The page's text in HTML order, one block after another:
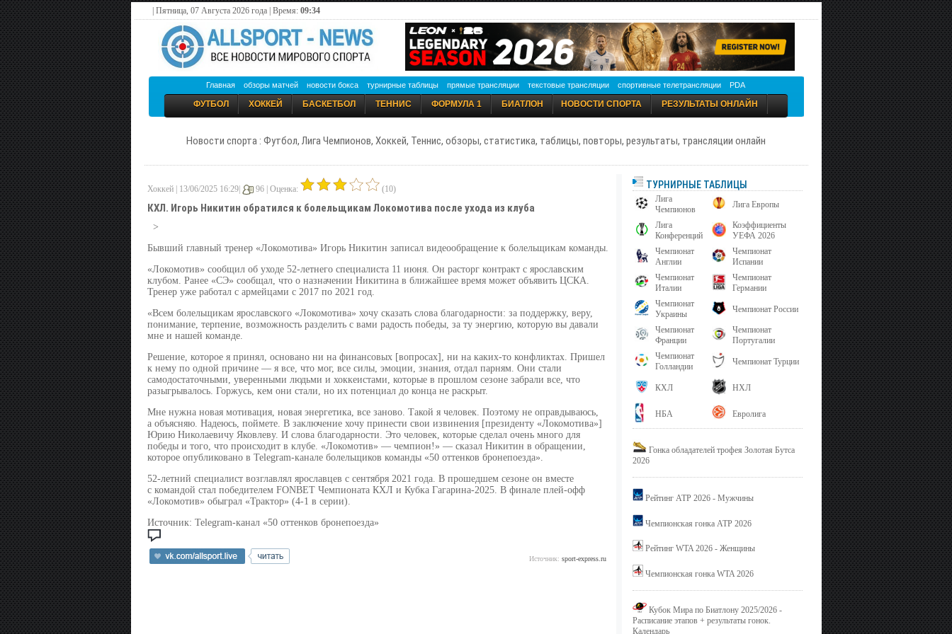
| Пятница, 07 Августа 2026 года | Время: 09:34
Главная обзоры матчей новости бокса турнирные таблицы прямые трансляции текстовые трансляции спортивные телетрансляции PDA
ФУТБОЛ ХОККЕЙ БАСКЕТБОЛ ТЕННИС ФОРМУЛА 1 БИАТЛОН НОВОСТИ СПОРТА РЕЗУЛЬТАТЫ ОНЛАЙН
Новости спорта : Футбол, Лига Чемпионов, Хоккей, Теннис, обзоры, статистика, таблицы, повторы, результаты, трансляции онлайн
Хоккей | 13/06/2025 16:29| 96 | Оценка: (10)
КХЛ. Игорь Никитин обратился к болельщикам Локомотива после ухода из клуба
>
Бывший главный тренер «Локомотива» Игорь Никитин записал видеообращение к болельщикам команды.
«Локомотив» сообщил об уходе 52-летнего специалиста 11 июня. Он расторг контракт с ярославским
клубом. Ранее «СЭ» сообщал, что о назначении Никитина в ближайшее время может объявить ЦСКА.
Тренер уже работал с армейцами с 2017 по 2021 год.
«Всем болельщикам ярославского «Локомотива» хочу сказать слова благодарности: за поддержку, веру,
понимание, терпение, возможность разделить с вами радость победы, за ту энергию, которую вы давали
мне и нашей команде.
Решение, которое я принял, основано ни на финансовых [вопросах], ни на каких-то конфликтах. Пришел
к нему по одной причине — я все, что мог, все силы, эмоции, знания, отдал парням. Они стали
самодостаточными, уверенными людьми и хоккеистами, которые в прошлом сезоне забрали все, что
разыгрывалось. Горжусь, кем они стали, но их потенциал до конца не раскрыт.
Мне нужна новая мотивация, новая энергетика, все заново. Такой я человек. Поэтому не оправдываюсь,
а объясняю. Надеюсь, поймете. В заключение хочу принести свои извинения [президенту «Локомотива»]
Юрию Николаевичу Яковлеву. И слова благодарности. Это человек, которые сделал очень много для
победы и того, что происходит в клубе. «Локомотив» — чемпион!» — сказал Никитин в обращении,
которое опубликовано в Telegram-канале болельщиков команды «50 оттенков бронепоезда».
52-летний специалист возглавлял ярославцев с сентября 2021 года. В прошедшем сезоне он вместе
с командой стал победителем FONBET Чемпионата КХЛ и Кубка Гагарина-2025. В финале плей-офф
«Локомотив» обыграл «Трактор» (4-1 в серии).
Источник: Telegram-канал «50 оттенков бронепоезда»
Источник: sport-express.ru
ТУРНИРНЫЕ ТАБЛИЦЫ
Лига
Чемпионов
Лига Европы
Лига
Конференций
Коэффициенты
УЕФА 2026
Чемпионат
Англии
Чемпионат
Испании
Чемпионат
Италии
Чемпионат
Германии
Чемпионат
Украины
Чемпионат России
Чемпионат
Франции
Чемпионат
Португалии
Чемпионат
Голландии
Чемпионат Турции
КХЛ НХЛ
НБА Евролига
Гонка обладателей трофея Золотая Бутса
2026
Рейтинг ATP 2026 - Мужчины
Чемпионская гонка ATP 2026
Рейтинг WTA 2026 - Женщины
Чемпионская гонка WTA 2026
Кубок Мира по Биатлону 2025/2026 -
Расписание этапов + результаты гонок.
Календарь